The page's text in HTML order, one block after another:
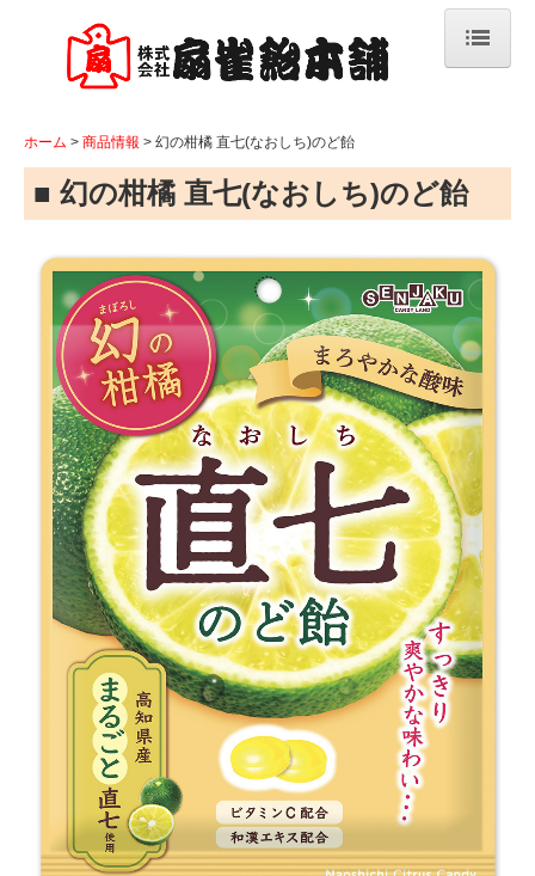
ホーム
商品情報
新商品&リニューアル商品
ベーシックキャンデー
フルーツキャンデー
ファンシーキャンデー
機能性＆のど飴
グルメキャンデー
グミ＆タブレット
特集商品紹介
はちみつ100%のキャンデー
緑茶のど飴
ダイエットココア ブランドサイト
実熟者ですが。ブランドサイト
皮いいでしょ？ ブランドサイト
ホーム 商品情報 幻の柑橘 直七(なおしち)のど飴
■ 幻の柑橘 直七(なおしち)のど飴